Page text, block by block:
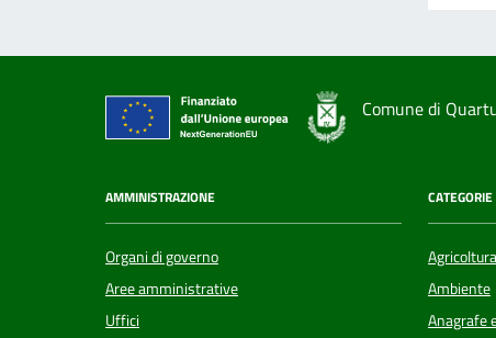
Comune di
AMMINISTRAZIONE
Organi di governo
Aree amministrative
Uffici
Ambiente
Anagrafe